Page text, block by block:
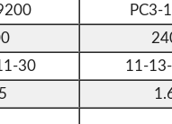
PC3-
30
11-